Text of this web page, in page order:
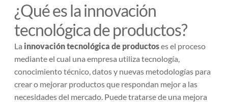
¿Qué es la innovación
tecnológica de productos?
La innovación tecnológica de productoses el proceso
mediante el cual una empresa utiliza tecnología,
conocimiento técnico, datos y nuevas metodologías para
crear o mejorar productos que respondan mejor a las
necesidades del mercado. Puede tratarse de una mejora